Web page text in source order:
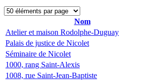
Nom
Atelier et maison Rodolphe-Duguay
Palais de justice de Nicolet
Séminaire de Nicolet
1000, rang Saint-Alexis
1008, rue Saint-Jean-Baptiste